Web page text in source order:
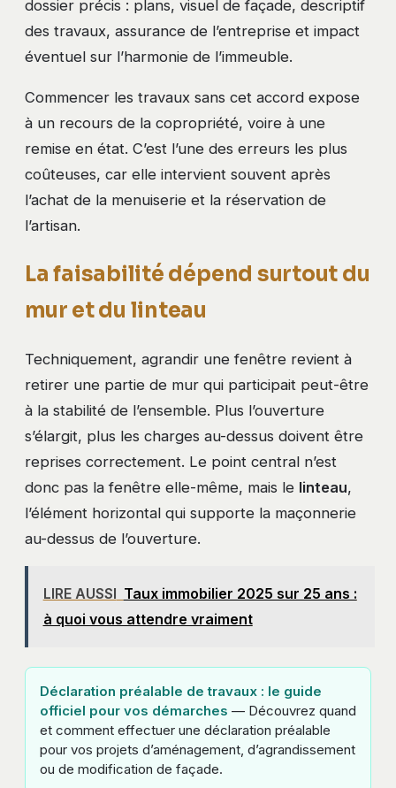
dossier précis : plans, visuel de façade, descriptif
des travaux, assurance de l’entreprise et impact
éventuel sur l’harmonie de l’immeuble.
Commencer les travaux sans cet accord expose
à un recours de la copropriété, voire à une
remise en état. C’est l’une des erreurs les plus
coûteuses, car elle intervient souvent après
l’achat de la menuiserie et la réservation de
l’artisan.
La faisabilité dépend surtout du
mur et du linteau
Techniquement, agrandir une fenêtre revient à
retirer une partie de mur qui participait peut-être
à la stabilité de l’ensemble. Plus l’ouverture
s’élargit, plus les charges au-dessus doivent être
reprises correctement. Le point central n’est
donc pas la fenêtre elle-même, mais le linteau,
l’élément horizontal qui supporte la maçonnerie
au-dessus de l’ouverture.
LIRE AUSSI Taux immobilier 2025 sur 25 ans :
à quoi vous attendre vraiment
Déclaration préalable de travaux : le guide
officiel pour vos démarches — Découvrez quand
et comment effectuer une déclaration préalable
pour vos projets d’aménagement, d’agrandissement
ou de modification de façade.